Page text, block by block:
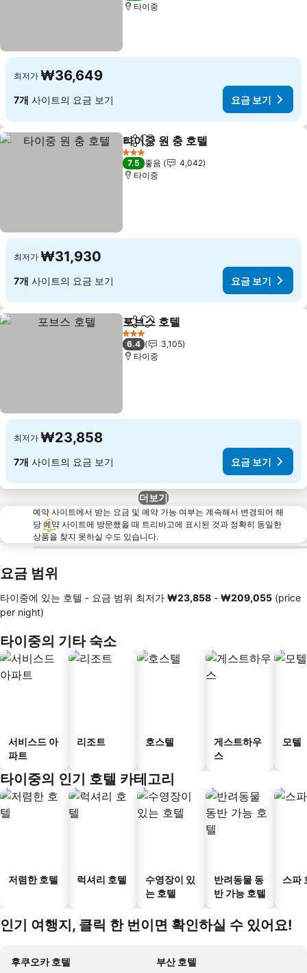
타이중
최저가 ₩36,649
7개 사이트의 요금 보기 요금 보기
공유 즐겨찾기에 추가
타이중 원 충 호텔
3 성급
7.5 좋음
4,042
타이중
최저가 ₩31,930
7개 사이트의 요금 보기 요금 보기
공유 즐겨찾기에 추가
포브스 호텔
3 성급
6.4
3,105
타이중
최저가 ₩23,858
7개 사이트의 요금 보기 요금 보기
더보기
예약 사이트에서 받는 요금 및 예약 가능 여부는 계속해서 변경되어 해
당 예약 사이트에 방문했을 때 트리바고에 표시된 것과 정확히 동일한
상품을 찾지 못하실 수도 있습니다.
요금 범위
타이중에 있는 호텔 - 요금 범위 최저가 ‎₩23,858 - ‎₩209,055 (price
per night)
타이중의 기타 숙소
서비스드 아
파트
리조트 호스텔
게스트하우
스
모텔
타이중의 인기 호텔 카테고리
저렴한 호텔 럭셔리 호텔
수영장이 있
는 호텔
반려동물 동
반 가능 호텔
스파
인기 여행지, 클릭 한 번이면 확인하실 수 있어요!
후쿠오카 호텔
부산 호텔